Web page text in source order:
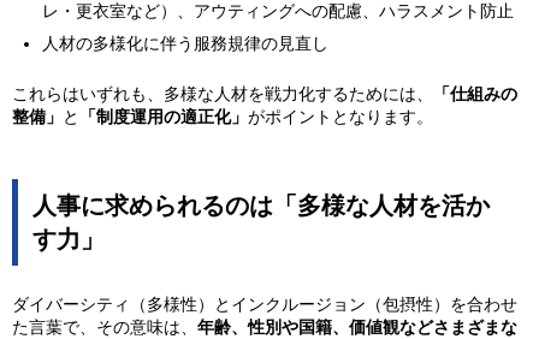
レ・更衣室など）、アウティングへの配慮、ハラスメント防止
人材の多様化に伴う服務規律の見直し
これらはいずれも、多様な人材を戦力化するためには、
「仕組みの
整備」 と 「制度運用の適正化」 がポイントとなります。
人事に求められるのは「多様な人材を活か
す力」
ダイバーシティ（多様性）とインクルージョン（包摂性）を合わせ
た言葉で、その意味は、 年齢、性別や国籍、価値観などさまざまな